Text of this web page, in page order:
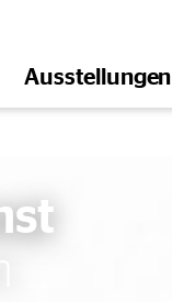
Ausstellungen